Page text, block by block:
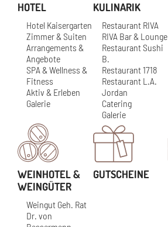
HOTEL
Hotel Kaisergarten
Zimmer & Suiten
Arrangements &
Angebote
SPA & Wellness &
Fitness
Aktiv & Erleben
Galerie
KULINARIK
Restaurant RIVA
RIVA Bar & Lounge
Restaurant Sushi
B.
Restaurant 1718
Restaurant L.A.
Jordan
Catering
Galerie
WEINHOTEL &
WEINGÜTER
Weingut Geh. Rat
Dr. von
GUTSCHEINE